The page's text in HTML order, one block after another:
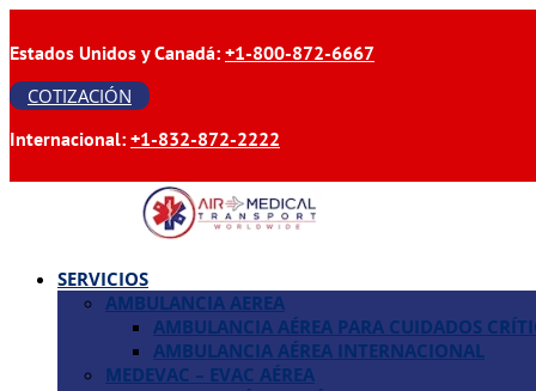
Estados Unidos y Canadá: +1-800-872-6667
COTIZACIÓN
Internacional: +1-832-872-2222
SERVICIOS
AMBULANCIA AEREA
AMBULANCIA AÉREA PARA CUIDADOS
AMBULANCIA AÉREA INTERNACIONAL
MEDEVAC – EVAC AÉREA